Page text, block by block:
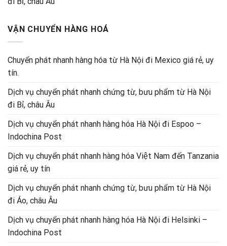
VẬN CHUYỂN HÀNG HOÁ
Chuyển phát nhanh hàng hóa từ Hà Nội đi Mexico giá rẻ, uy
tín.
Dịch vụ chuyển phát nhanh chứng từ, bưu phẩm từ Hà Nội
đi Bỉ, châu Âu
Dịch vụ chuyển phát nhanh hàng hóa Hà Nội đi Espoo –
Indochina Post
Dịch vụ chuyển phát nhanh hàng hóa Việt Nam đến Tanzania
giá rẻ, uy tín
Dịch vụ chuyển phát nhanh chứng từ, bưu phẩm từ Hà Nội
đi Áo, châu Âu
Dịch vụ chuyển phát nhanh hàng hóa Hà Nội đi Helsinki –
Indochina Post